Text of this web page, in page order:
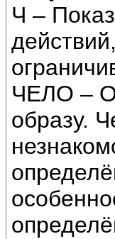
Ч –
ЧЕЛО –
образу.